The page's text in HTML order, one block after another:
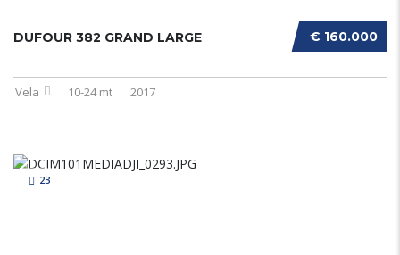
€ 160.000
DUFOUR 382 GRAND LARGE
Vela 10-24 mt 2017
23